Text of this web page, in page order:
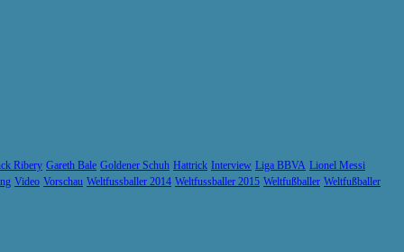
Ribery Gareth Bale Goldener Schuh Hattrick Interview Liga BBVA Lionel Messi
Video Vorschau Weltfussballer 2014 Weltfussballer 2015 Weltfußballer Weltfußballer